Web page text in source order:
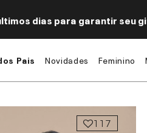
dias para garantir seu
Pais Novidades Feminino
117